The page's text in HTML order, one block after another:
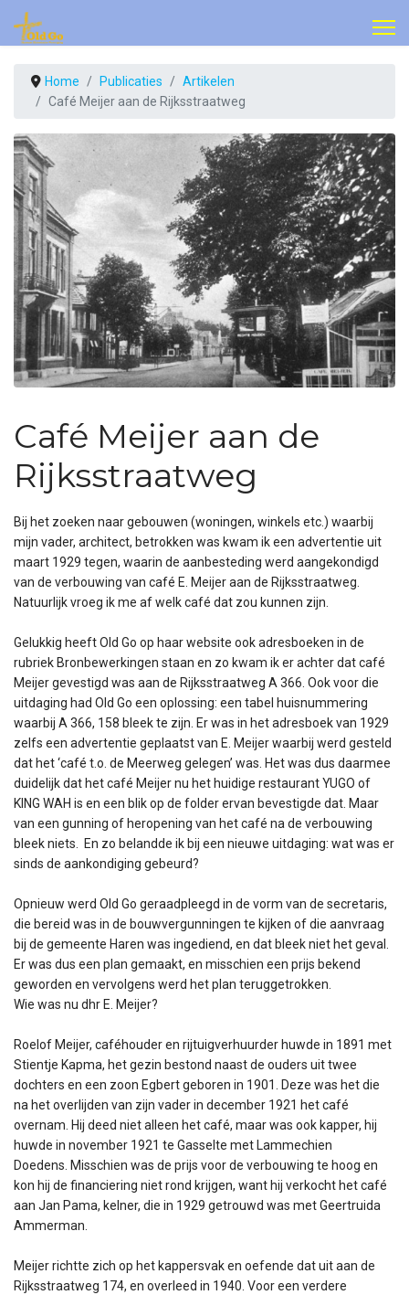
Home Publicaties
Artikelen
Café Meijer aan de Rijksstraatweg
Café Meijer aan de
Rijksstraatweg
Bij het zoeken naar gebouwen (woningen, winkels etc.) waarbij
mijn vader, architect, betrokken was kwam ik een advertentie uit
maart 1929 tegen, waarin de aanbesteding werd aangekondigd
van de verbouwing van café E. Meijer aan de Rijksstraatweg.
Natuurlijk vroeg ik me af welk café dat zou kunnen zijn.
Gelukkig heeft Old Go op haar website ook adresboeken in de
rubriek Bronbewerkingen staan en zo kwam ik er achter dat café
Meijer gevestigd was aan de Rijksstraatweg A 366. Ook voor die
uitdaging had Old Go een oplossing: een tabel huisnummering
waarbij A 366, 158 bleek te zijn. Er was in het adresboek van 1929
zelfs een advertentie geplaatst van E. Meijer waarbij werd gesteld
dat het ‘café t.o. de Meerweg gelegen’ was. Het was dus daarmee
duidelijk dat het café Meijer nu het huidige restaurant YUGO of
KING WAH is en een blik op de folder ervan bevestigde dat. Maar
van een gunning of heropening van het café na de verbouwing
bleek niets. En zo belandde ik bij een nieuwe uitdaging: wat was er
sinds de aankondiging gebeurd?
Opnieuw werd Old Go geraadpleegd in de vorm van de secretaris,
die bereid was in de bouwvergunningen te kijken of die aanvraag
bij de gemeente Haren was ingediend, en dat bleek niet het geval.
Er was dus een plan gemaakt, en misschien een prijs bekend
geworden en vervolgens werd het plan teruggetrokken.
Wie was nu dhr E. Meijer?
Roelof Meijer, caféhouder en rijtuigverhuurder huwde in 1891 met
Stientje Kapma, het gezin bestond naast de ouders uit twee
dochters en een zoon Egbert geboren in 1901. Deze was het die
na het overlijden van zijn vader in december 1921 het café
overnam. Hij deed niet alleen het café, maar was ook kapper, hij
huwde in november 1921 te Gasselte met Lammechien
Doedens. Misschien was de prijs voor de verbouwing te hoog en
kon hij de financiering niet rond krijgen, want hij verkocht het café
aan Jan Pama, kelner, die in 1929 getrouwd was met Geertruida
Ammerman.
Meijer richtte zich op het kappersvak en oefende dat uit aan de
Rijksstraatweg 174, en overleed in 1940. Voor een verdere